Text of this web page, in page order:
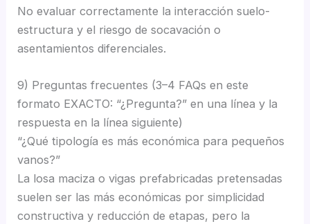
No evaluar correctamente la interacción suelo-
estructura y el riesgo de socavación o
asentamientos diferenciales.
9) Preguntas frecuentes (3–4 FAQs en este
formato EXACTO: “¿Pregunta?” en una línea y la
respuesta en la línea siguiente)
“¿Qué tipología es más económica para pequeños
vanos?”
La losa maciza o vigas prefabricadas pretensadas
suelen ser las más económicas por simplicidad
constructiva y reducción de etapas, pero la